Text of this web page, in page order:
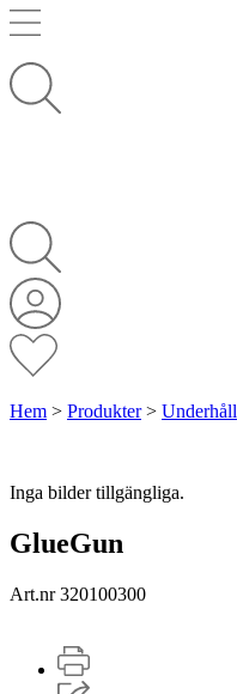
Hem > Produkter> Underhåll
Inga bilder tillgängliga.
GlueGun
Art.nr 320100300